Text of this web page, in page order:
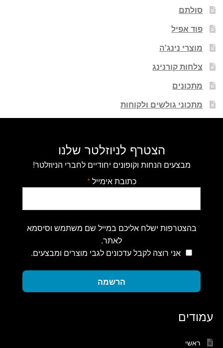
סולתם
פוד אפיל
מוצרי נינג'ה
צלחות קורנינג
מתכונים
מתכוני גולשים ולקוחות
הצטרף לניוזלטר שלנו
מבצעים הנחות וקופונים יחודיים לחברי הניוזלטר!
כתובת אימייל*
בהצטרפות ישלח אליכם במייל שם משתמש וסיסמא
לאתר.
אני רוצה לקבל עדכונים לגבי מוצרים ומבצעים.
הרשמה
עמודים
ראשי